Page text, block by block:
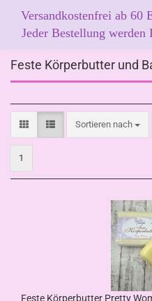
Versandkostenfrei ab 60
Jeder Bestellung werden
Feste Körperbutter und
Sortieren nach
Sortieren nach
1
Feste Körperbutter Pretty